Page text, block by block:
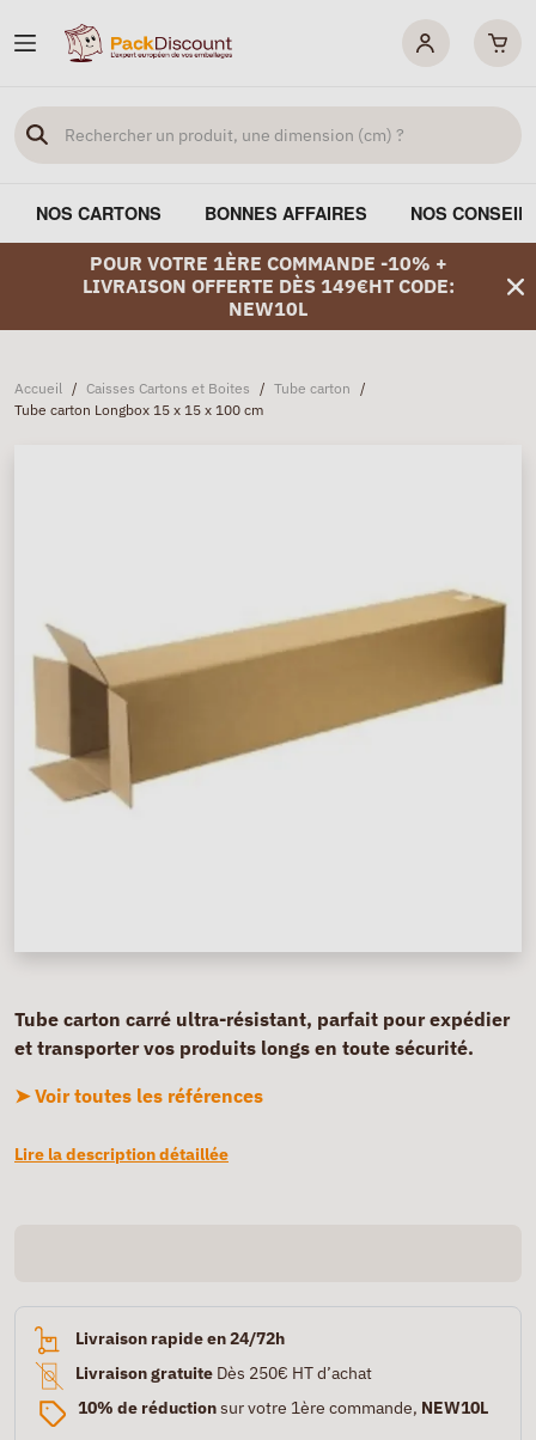
NOS CARTONS BONNES AFFAIRES NOS
POUR VOTRE 1ÈRE COMMANDE -10% +
LIVRAISON OFFERTE DÈS 149€HT CODE:
NEW10L
Accueil / Caisses Cartons et Boites / Tube carton /
Tube carton Longbox 15 x 15 x 100 cm
Tube carton carré ultra-résistant, parfait pour expédier
et transporter vos produits longs en toute sécurité.
➤ Voir toutes les références
Lire la description détaillée
Livraison rapide en 24/72h
Livraison gratuite Dès 250€ HT d’achat
10% de réductionsur votre 1ère commande, NEW10L